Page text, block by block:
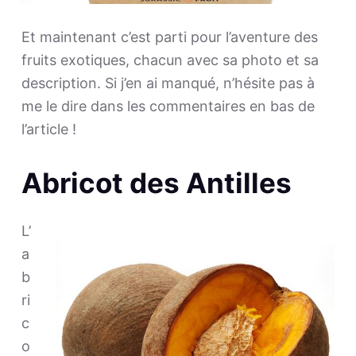
Et maintenant c’est parti pour l’aventure des
fruits exotiques, chacun avec sa photo et sa
description. Si j’en ai manqué, n’hésite pas à
me le dire dans les commentaires en bas de
l’article !
Abricot des Antilles
L’
a
b
ri
c
o